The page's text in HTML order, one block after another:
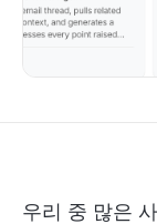
우리 중 많은